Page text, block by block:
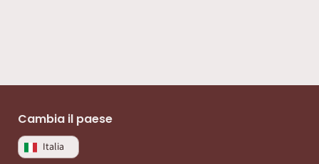
Cambia il paese
Italia